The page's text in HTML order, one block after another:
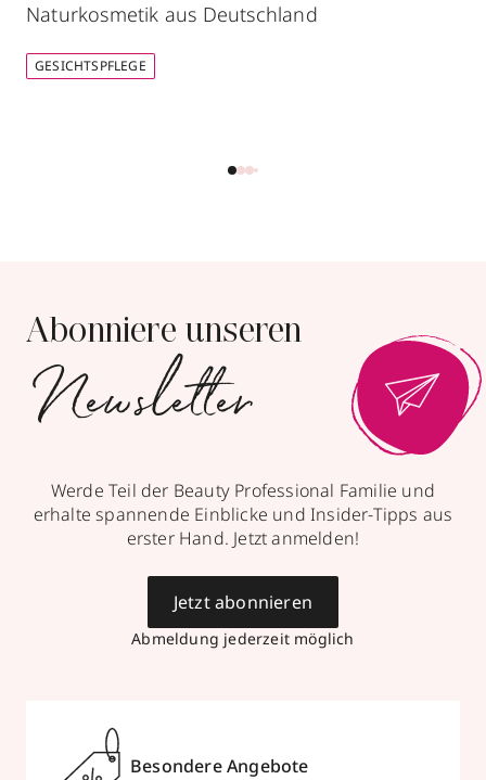
Naturkosmetik aus Deutschland
GESICHTSPFLEGE
Abonniere unseren
Newsletter
Werde Teil der Beauty Professional Familie und
erhalte spannende Einblicke und Insider-Tipps aus
erster Hand. Jetzt anmelden!
Abmeldung jederzeit möglich
Jetzt abonnieren
Besondere Angebote